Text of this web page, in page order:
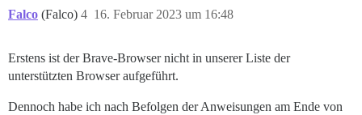
Falco (Falco) 16. Februar 2023 um 16:48
4
Erstens ist der Brave-Browser nicht in unserer Liste der
unterstützten Browser aufgeführt.
Dennoch habe ich nach Befolgen der Anweisungen am Ende von